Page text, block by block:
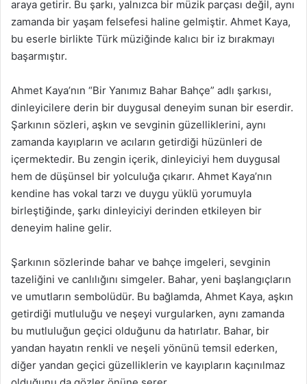
araya getirir. Bu şarkı, yalnızca bir müzik parçası değil, aynı
zamanda bir yaşam felsefesi haline gelmiştir. Ahmet Kaya,
bu eserle birlikte Türk müziğinde kalıcı bir iz bırakmayı
başarmıştır.
Ahmet Kaya’nın “Bir Yanımız Bahar Bahçe” adlı şarkısı,
dinleyicilere derin bir duygusal deneyim sunan bir eserdir.
Şarkının sözleri, aşkın ve sevginin güzelliklerini, aynı
zamanda kayıpların ve acıların getirdiği hüzünleri de
içermektedir. Bu zengin içerik, dinleyiciyi hem duygusal
hem de düşünsel bir yolculuğa çıkarır. Ahmet Kaya’nın
kendine has vokal tarzı ve duygu yüklü yorumuyla
birleştiğinde, şarkı dinleyiciyi derinden etkileyen bir
deneyim haline gelir.
Şarkının sözlerinde bahar ve bahçe imgeleri, sevginin
tazeliğini ve canlılığını simgeler. Bahar, yeni başlangıçların
ve umutların sembolüdür. Bu bağlamda, Ahmet Kaya, aşkın
getirdiği mutluluğu ve neşeyi vurgularken, aynı zamanda
bu mutluluğun geçici olduğunu da hatırlatır. Bahar, bir
yandan hayatın renkli ve neşeli yönünü temsil ederken,
diğer yandan geçici güzelliklerin ve kayıpların kaçınılmaz